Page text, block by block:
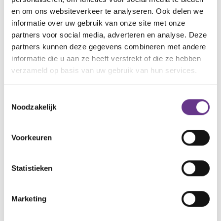
en om ons websiteverkeer te analyseren. Ook delen we
informatie over uw gebruik van onze site met onze
partners voor social media, adverteren en analyse. Deze
partners kunnen deze gegevens combineren met andere
informatie die u aan ze heeft verstrekt of die ze hebben
verzameld op basis van uw gebruik van hun services.
Noodzakelijk
Voorkeuren
Statistieken
Marketing
gelukkig te maken, op welk niveau dan ook. Elk kind is
anders en uniek.
En ja, als moeder KUN je dit! Met vallen en opstaan!
Ook JIJ KUNT DAT!
Wat vind je van dit